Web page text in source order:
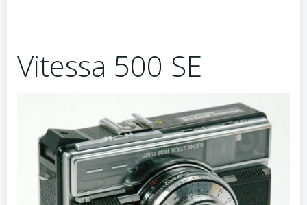
Vitessa 500 SE